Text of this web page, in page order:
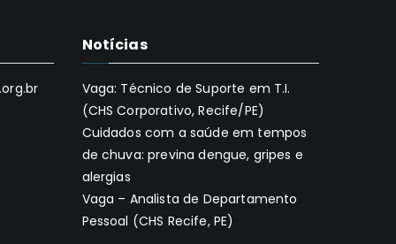
Notícias
Vaga: Técnico de Suporte em T.I.
(CHS Corporativo, Recife/PE)
Cuidados com a saúde em tempos
de chuva: previna dengue, gripes e
alergias
Vaga – Analista de Departamento
Pessoal (CHS Recife, PE)